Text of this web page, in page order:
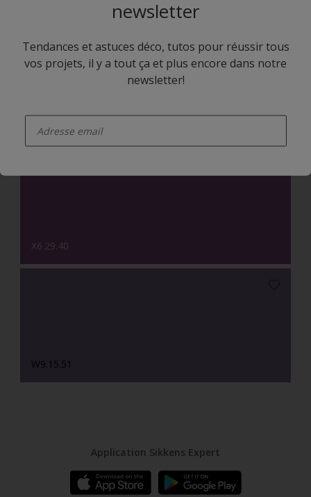
YN.02.82
X6.29.40
W9.15.51
newsletter
Tendances et astuces déco, tutos pour réussir tous
vos projets, il y a tout ça et plus encore dans notre
newsletter!
Application Sikkens Expert